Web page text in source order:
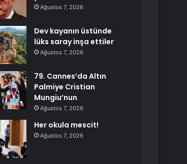
Ağustos 7, 2026
Dev kayanın üstünde
lüks saray inşa ettiler
Ağustos 7, 2026
79. Cannes’da Altın
Palmiye Cristian
Mungiu’nun
Ağustos 7, 2026
Her okula mescit!
Ağustos 7, 2026